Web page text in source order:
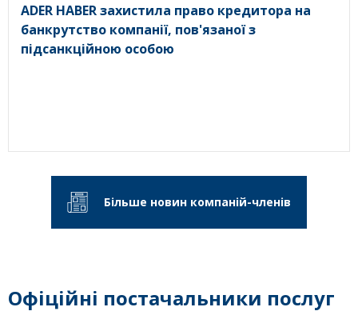
ADER HABER захистила право кредитора на
банкрутство компанії, пов'язаної з
підсанкційною особою
Більше новин компаній-членів
Офіційні постачальники послуг